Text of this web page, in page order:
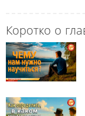
Коротко о